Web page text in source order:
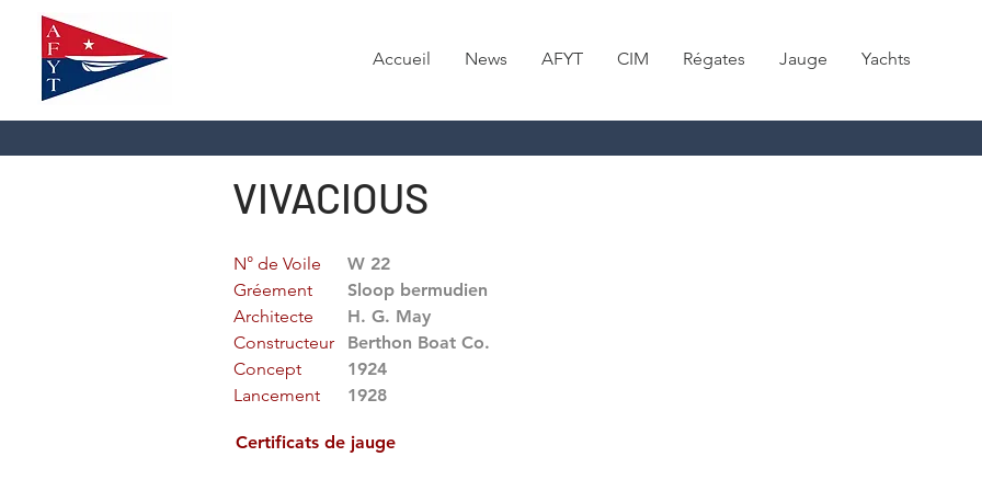
Accueil News AFYT CIM Régates Jauge Yachts
VIVACIOUS
N° de Voile
W 22
Gréement
Sloop bermudien
Architecte
H. G. May
Constructeur
Berthon Boat Co.
Concept
1924
Lancement
1928
Certificats de jauge